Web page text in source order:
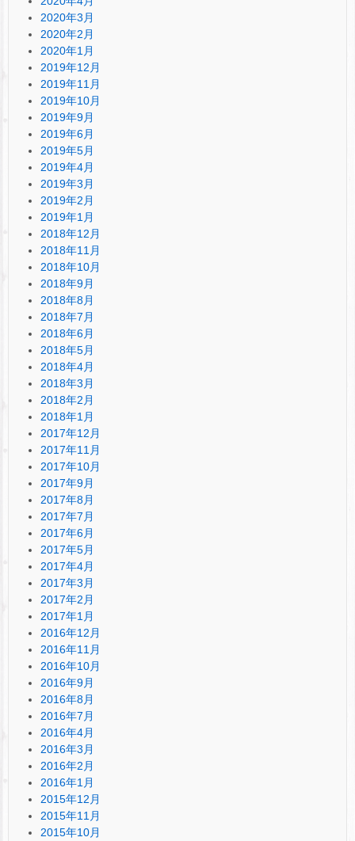
2020年3月
2020年2月
2020年1月
2019年12月
2019年11月
2019年10月
2019年9月
2019年6月
2019年5月
2019年4月
2019年3月
2019年2月
2019年1月
2018年12月
2018年11月
2018年10月
2018年9月
2018年8月
2018年7月
2018年6月
2018年5月
2018年4月
2018年3月
2018年2月
2018年1月
2017年12月
2017年11月
2017年10月
2017年9月
2017年8月
2017年7月
2017年6月
2017年5月
2017年4月
2017年3月
2017年2月
2017年1月
2016年12月
2016年11月
2016年10月
2016年9月
2016年8月
2016年7月
2016年4月
2016年3月
2016年2月
2016年1月
2015年12月
2015年11月
2015年10月